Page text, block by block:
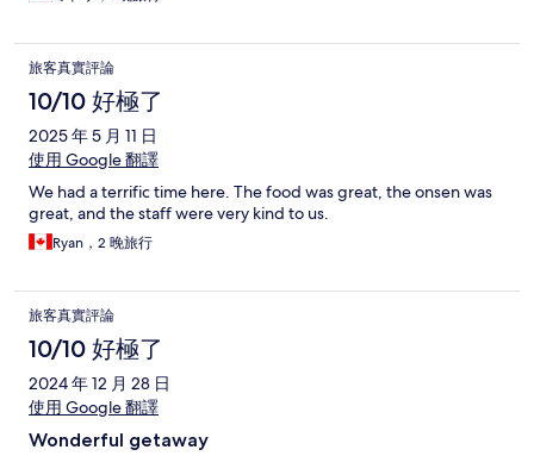
旅客真實評論
10/10 好極了
2025 年 5 月 11 日
使用 Google 翻譯
We had a terrific time here. The food was great, the onsen was
great, and the staff were very kind to us.
Ryan，2 晚旅行
旅客真實評論
10/10 好極了
2024 年 12 月 28 日
使用 Google 翻譯
Wonderful getaway